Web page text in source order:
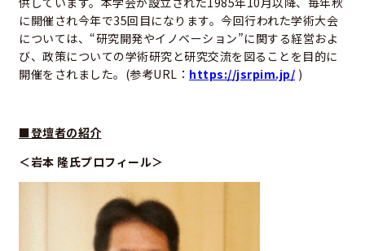
に開催され今年で35回目になります。今回行われた学術大会
については、“研究開発やイノベーション”に関する経営およ
び、政策についての学術研究と研究交流を図ることを目的に
開催をされました。(参考URL： https://jsrpim.jp/ )
■登壇者の紹介
＜岩本 隆氏プロフィール＞